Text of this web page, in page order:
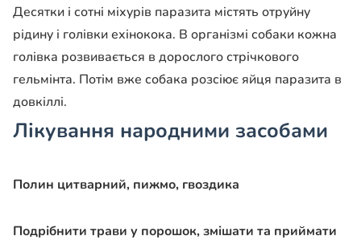
Десятки і сотні міхурів паразита містять отруйну
рідину і голівки ехінокока. В організмі собаки кожна
голівка розвивається в дорослого стрічкового
гельмінта. Потім вже собака розсіює яйця паразита в
довкіллі.
Лікування народними засобами
Полин цитварний, пижмо, гвоздика
Подрібнити трави у порошок, змішати та приймати